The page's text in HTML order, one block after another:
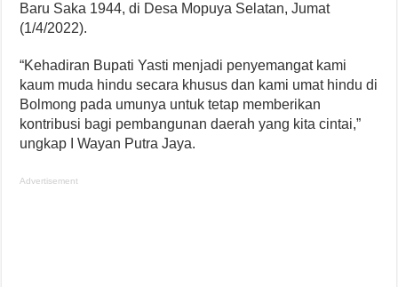
Baru Saka 1944, di Desa Mopuya Selatan, Jumat
(1/4/2022).
“Kehadiran Bupati Yasti menjadi penyemangat kami
kaum muda hindu secara khusus dan kami umat hindu di
Bolmong pada umunya untuk tetap memberikan
kontribusi bagi pembangunan daerah yang kita cintai,”
ungkap I Wayan Putra Jaya.
Advertisement